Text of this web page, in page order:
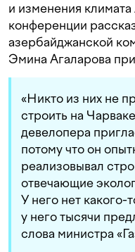
и изменения
конференции
азербайджанской
Эмина Агаларова
«Никто из них не
строить на
девелопера
потому что он
реализовывал
отвечающие
У него нет
у него тысячи
слова министра